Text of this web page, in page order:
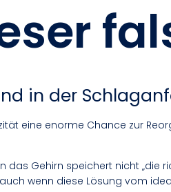
in der
eine enorme Chance zur
das Gehirn speichert nicht „die
wenn diese Lösung vom